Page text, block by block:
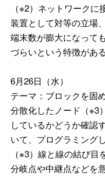
（※2）ネットワーク
装置として対等の立場
端末数が膨大になって
づらいという特徴がある
6月26日（水）
テーマ：ブロックを固
分散化したノード（※3
しているかどうか確認
いて、プログラミング
（※3）線と線の結び目
分岐点や中継点などを意